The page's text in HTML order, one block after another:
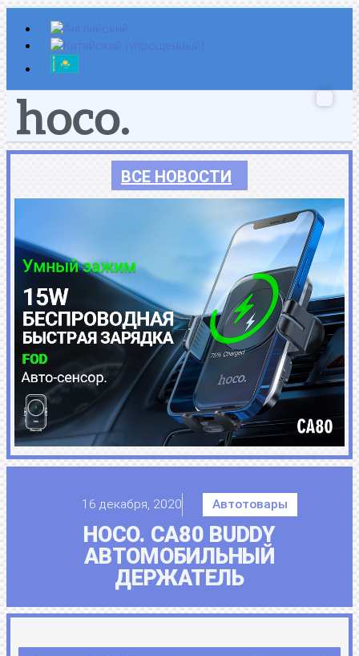
Перейти
к
содержимому
ВСЕ НОВОСТИ
16 декабря, 2020 Автотовары
HOCO. CA80 BUDDY
АВТОМОБИЛЬНЫЙ
ДЕРЖАТЕЛЬ